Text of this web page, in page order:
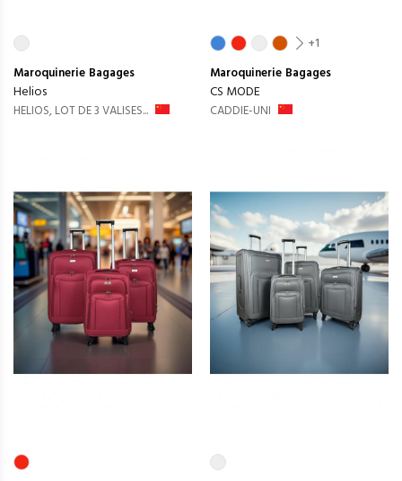
Maroquinerie Bagages
Helios
HELIOS, LOT DE 3 VALISES...
+1
Maroquinerie Bagages
CS MODE
CADDIE-UNI